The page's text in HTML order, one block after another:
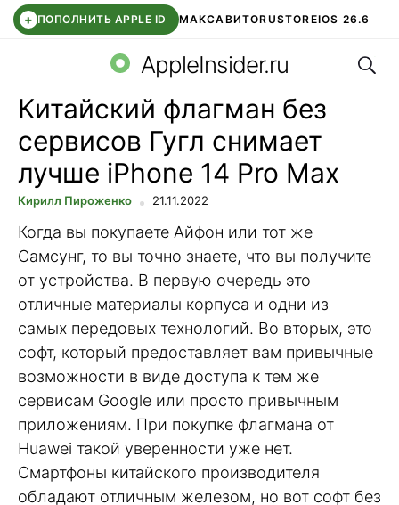
+ ПОПОЛНИТЬ APPLE ID МАКСАВИТОRUSTOREIOS 26.6
СБЕР КИДС ВТБ ОНЛАЙН ЧАТ В ROBLOX
AppleInsider.ru
Китайский флагман без
сервисов Гугл снимает
лучше iPhone 14 Pro Max
Кирилл Пироженко 21.11.2022
Когда вы покупаете Айфон или тот же
Самсунг, то вы точно знаете, что вы получите
от устройства. В первую очередь это
отличные материалы корпуса и одни из
самых передовых технологий. Во вторых, это
софт, который предоставляет вам привычные
возможности в виде доступа к тем же
сервисам Google или просто привычным
приложениям. При покупке флагмана от
Huawei такой уверенности уже нет.
Смартфоны китайского производителя
обладают отличным железом, но вот софт без